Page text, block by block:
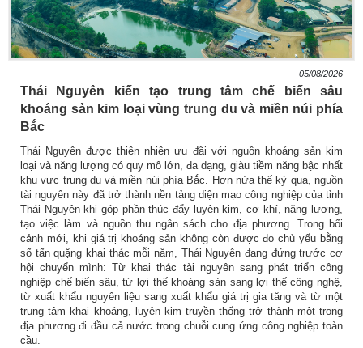
05/08/2026
Thái Nguyên kiến tạo trung tâm chế biến sâu
khoáng sản kim loại vùng trung du và miền núi phía
Bắc
Thái Nguyên được thiên nhiên ưu đãi với nguồn khoáng sản kim
loại và năng lượng có quy mô lớn, đa dạng, giàu tiềm năng bậc nhất
khu vực trung du và miền núi phía Bắc. Hơn nửa thế kỷ qua, nguồn
tài nguyên này đã trở thành nền tảng diện mạo công nghiệp của tỉnh
Thái Nguyên khi góp phần thúc đẩy luyện kim, cơ khí, năng lượng,
tạo việc làm và nguồn thu ngân sách cho địa phương. Trong bối
cảnh mới, khi giá trị khoáng sản không còn được đo chủ yếu bằng
số tấn quặng khai thác mỗi năm, Thái Nguyên đang đứng trước cơ
hội chuyển mình: Từ khai thác tài nguyên sang phát triển công
nghiệp chế biến sâu, từ lợi thế khoáng sản sang lợi thế công nghệ,
từ xuất khẩu nguyên liệu sang xuất khẩu giá trị gia tăng và từ một
trung tâm khai khoáng, luyện kim truyền thống trở thành một trong
địa phương đi đầu cả nước trong chuỗi cung ứng công nghiệp toàn
cầu.